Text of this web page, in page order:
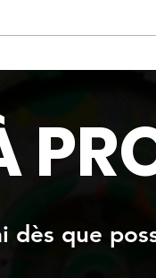
et
dès que